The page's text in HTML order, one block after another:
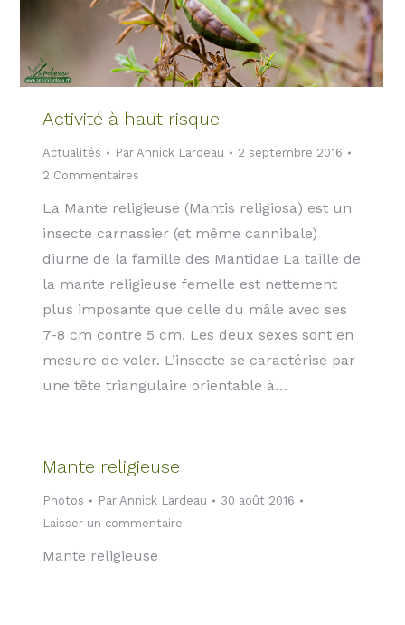
Activité à haut risque
Actualités ParAnnick Lardeau
2 septembre 2016
2 Commentaires
La Mante religieuse (Mantis religiosa) est un
insecte carnassier (et même cannibale)
diurne de la famille des Mantidae La taille de
la mante religieuse femelle est nettement
plus imposante que celle du mâle avec ses
7-8 cm contre 5 cm. Les deux sexes sont en
mesure de voler. L’insecte se caractérise par
une tête triangulaire orientable à…
Mante religieuse
Photos ParAnnick Lardeau
30 août 2016
Laisser un commentaire
Mante religieuse